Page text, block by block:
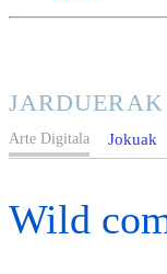
JARDUERAK
Arte Digitala Jokuak
Wild